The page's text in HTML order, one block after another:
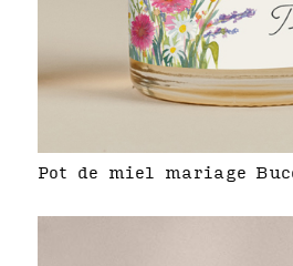
Pot de miel mariage